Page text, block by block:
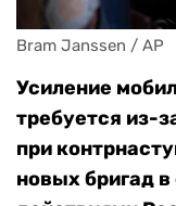
Bram Janssen / AP
Усиление
требуется из-
при
новых бригад